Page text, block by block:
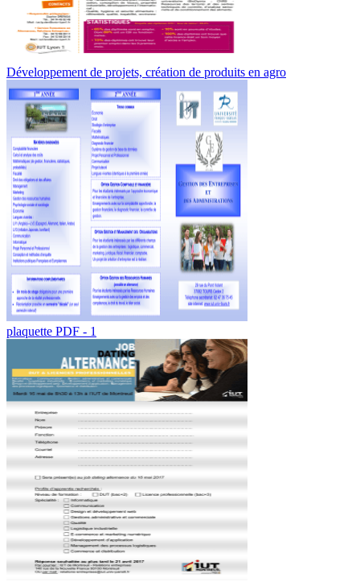
Développement de projets, création de produits en agro
plaquette PDF - 1